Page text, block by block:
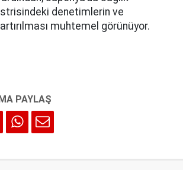
denetimlerin ve
muhtemel görünüyor.